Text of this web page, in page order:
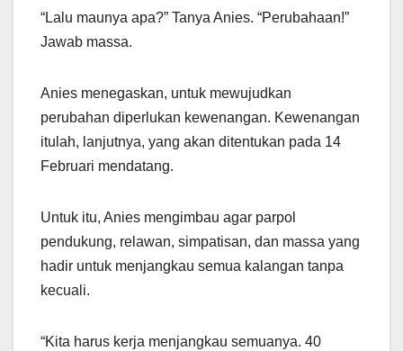
“Lalu maunya apa?” Tanya Anies. “Perubahaan!”
Jawab massa.
Anies menegaskan, untuk mewujudkan
perubahan diperlukan kewenangan. Kewenangan
itulah, lanjutnya, yang akan ditentukan pada 14
Februari mendatang.
Untuk itu, Anies mengimbau agar parpol
pendukung, relawan, simpatisan, dan massa yang
hadir untuk menjangkau semua kalangan tanpa
kecuali.
“Kita harus kerja menjangkau semuanya. 40